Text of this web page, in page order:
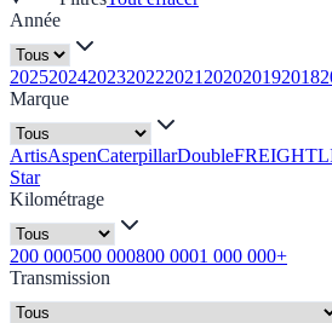
Année
20252024202320222021 202020192018
Marque
ArtisAspenCaterpillarDouble
Star
Kilométrage
200 000500 000800 0001 000 000+
Transmission